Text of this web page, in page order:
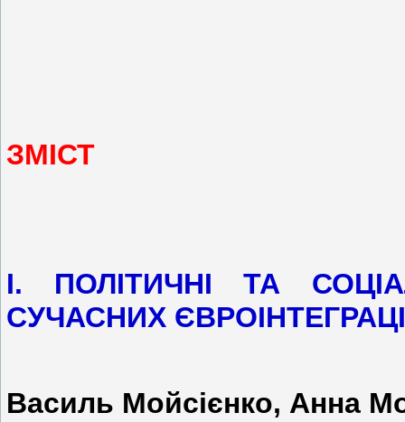
ЗМІСТ
І. ПОЛІТИЧНІ ТА
СУЧАСНИХ
Василь Мойсієнко, Анна